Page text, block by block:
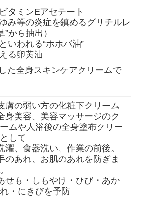
タミンEアセテート
み等の炎症を鎮めるグリチルレ
から抽出）
いわれる“ホホバ油”
る卵黄油
た全身スキンケアクリームで
膚の弱い方の化粧下クリーム
身美容、美容マッサージのク
ームや人浴後の全身塗布クリー
して
濯、食器洗い、作業の前後。
のあれ、お肌のあれを防ぎま
せも・しもやけ・ひび・あか
・にきびを予防